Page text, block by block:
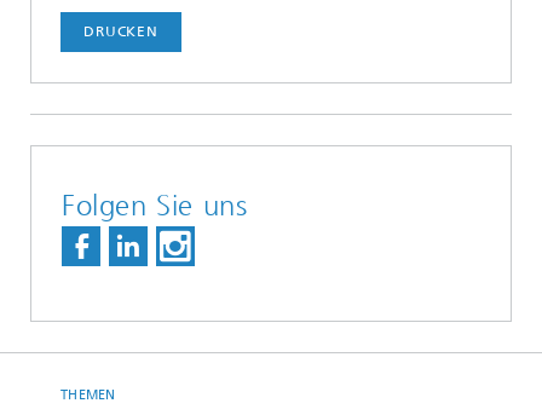
DRUCKEN
Folgen Sie uns
THEMEN